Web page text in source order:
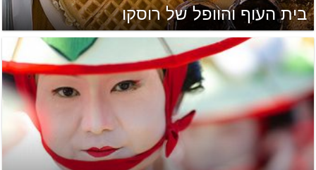
בית העוף והוופל של רוסקו